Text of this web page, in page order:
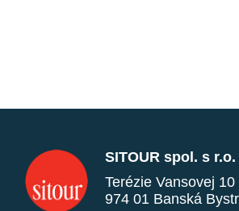
SITOUR spol. s r.o.
Terézie Vansovej 10
974 01 Banská